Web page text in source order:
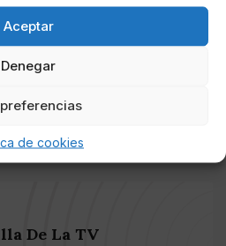
Aceptar
Denegar
de cookies
De La TV